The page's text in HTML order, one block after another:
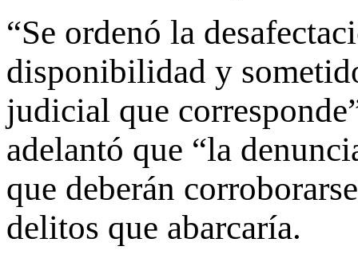
“Se ordenó la
disponibilidad y
judicial que
adelantó que “la
que deberán
delitos que abarcaría.